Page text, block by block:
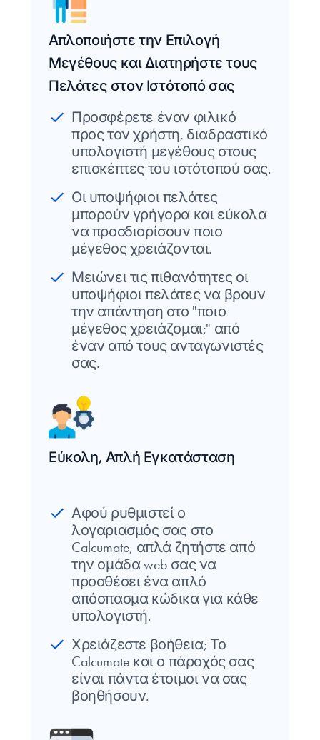
Απλοποιήστε την Επιλογή
Μεγέθους και Διατηρήστε τους
Πελάτες στον Ιστότοπό σας
Προσφέρετε έναν φιλικό
προς τον χρήστη, διαδραστικό
υπολογιστή μεγέθους στους
επισκέπτες του ιστότοπού σας.
Οι υποψήφιοι πελάτες
μπορούν γρήγορα και εύκολα
να προσδιορίσουν ποιο
μέγεθος χρειάζονται.
Μειώνει τις πιθανότητες οι
υποψήφιοι πελάτες να βρουν
την απάντηση στο "ποιο
μέγεθος χρειάζομαι;" από
έναν από τους ανταγωνιστές
σας.
Εύκολη, Απλή Εγκατάσταση
Αφού ρυθμιστεί ο
λογαριασμός σας στο
Calcumate, απλά ζητήστε από
την ομάδα web σας να
προσθέσει ένα απλό
απόσπασμα κώδικα για κάθε
υπολογιστή.
Χρειάζεστε βοήθεια; Το
Calcumate και ο πάροχός σας
είναι πάντα έτοιμοι να σας
βοηθήσουν.